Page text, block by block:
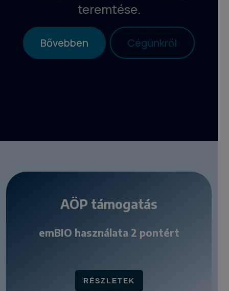
teremtése.
Bővebben Cégünkről
AÖP támogatás
emBIO használata 2 pontért
RÉSZLETEK